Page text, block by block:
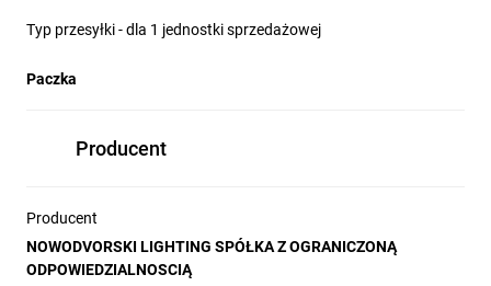
Typ przesyłki - dla 1 jednostki sprzedażowej
Paczka
Producent
Producent
NOWODVORSKI LIGHTING SPÓŁKA Z OGRANICZONĄ
ODPOWIEDZIALNOSCIĄ